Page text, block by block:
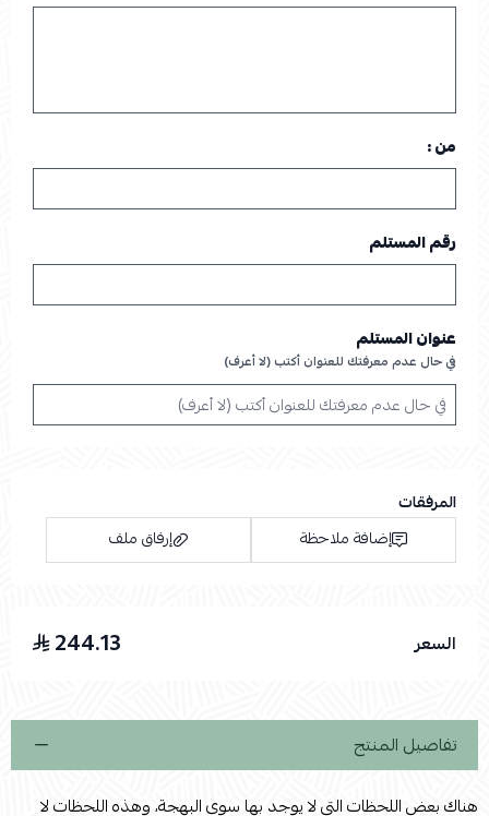
من :
رقم المستلم
عنوان المستلم
في حال عدم معرفتك للعنوان أكتب (لا أعرف)
المرفقات
إضافة ملاحظة
إرفاق ملف
السعر 244.13
تفاصيل المنتج
هناك بعض اللحظات التي لا يوجد بها سوى البهجة، وهذه اللحظات لا